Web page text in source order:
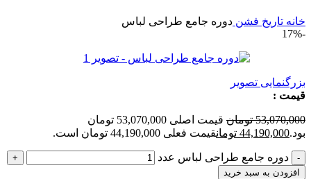
خانه تاریخ فشن دوره جامع طراحی لباس
-17%
بزرگنمایی تصویر
قیمت :
53,070,000 تومان
قیمت اصلی 53,070,000 تومان
بود.44,190,000 تومانقیمت فعلی 44,190,000 تومان است.
دوره جامع طراحی لباس عدد
افزودن به سبد خرید